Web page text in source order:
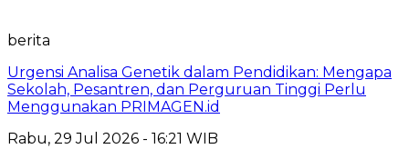
berita
Urgensi Analisa Genetik dalam Pendidikan: Mengapa
Sekolah, Pesantren, dan Perguruan Tinggi Perlu
Menggunakan PRIMAGEN.id
Rabu, 29 Jul 2026 - 16:21 WIB